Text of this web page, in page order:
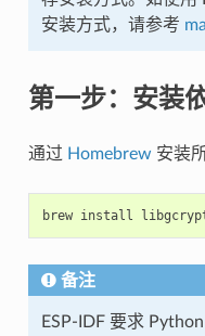
安装方式，请参考
第一步：安装
通过 Homebrew 安装
brew install
备注
ESP-IDF 要求